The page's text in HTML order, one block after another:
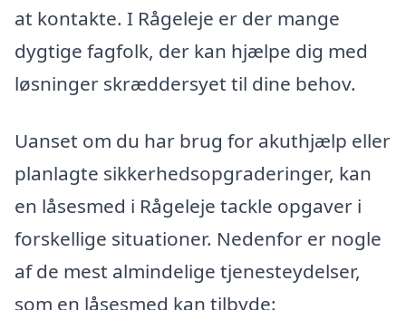
at kontakte. I Rågeleje er der mange
dygtige fagfolk, der kan hjælpe dig med
løsninger skræddersyet til dine behov.
Uanset om du har brug for akuthjælp eller
planlagte sikkerhedsopgraderinger, kan
en låsesmed i Rågeleje tackle opgaver i
forskellige situationer. Nedenfor er nogle
af de mest almindelige tjenesteydelser,
som en låsesmed kan tilbyde: